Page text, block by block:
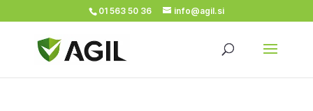
01 563 50 36 info@agil.si